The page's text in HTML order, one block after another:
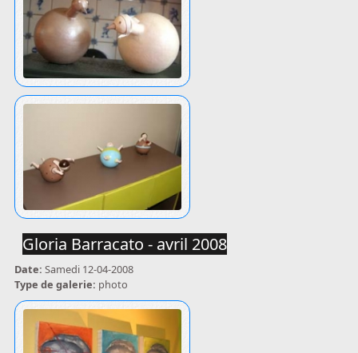
Gloria Barracato - avril 2008
Date:Samedi 12-04-2008
Type de galerie: photo